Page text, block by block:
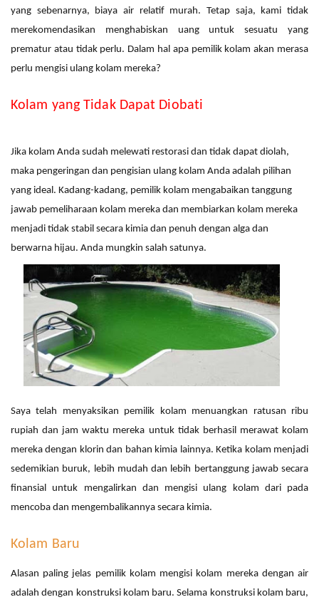
yang sebenarnya, biaya air relatif murah. Tetap saja, kami tidak
merekomendasikan menghabiskan uang untuk sesuatu yang
prematur atau tidak perlu. Dalam hal apa pemilik kolam akan merasa
perlu mengisi ulang kolam mereka?
Kolam yang Tidak Dapat Diobati
Jika kolam Anda sudah melewati restorasi dan tidak dapat diolah,
maka pengeringan dan pengisian ulang kolam Anda adalah pilihan
yang ideal. Kadang-kadang, pemilik kolam mengabaikan tanggung
jawab pemeliharaan kolam mereka dan membiarkan kolam mereka
menjadi tidak stabil secara kimia dan penuh dengan alga dan
berwarna hijau. Anda mungkin salah satunya.
Saya telah menyaksikan pemilik kolam menuangkan ratusan ribu
rupiah dan jam waktu mereka untuk tidak berhasil merawat kolam
mereka dengan klorin dan bahan kimia lainnya. Ketika kolam menjadi
sedemikian buruk, lebih mudah dan lebih bertanggung jawab secara
finansial untuk mengalirkan dan mengisi ulang kolam dari
pada
mencoba dan mengembalikannya secara kimia.
Kolam Baru
Alasan paling jelas pemilik kolam mengisi kolam mereka dengan air
adalah dengan konstruksi kolam baru. Selama konstruksi kolam baru,